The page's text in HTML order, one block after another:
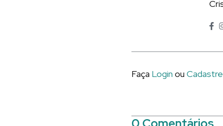
Faça Login ou